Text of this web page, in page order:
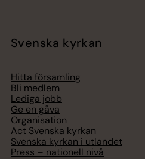
Svenska kyrkan
Hitta församling
Bli medlem
Lediga jobb
Ge en gåva
Organisation
Act Svenska kyrkan
Svenska kyrkan i utlandet
Press – nationell nivå